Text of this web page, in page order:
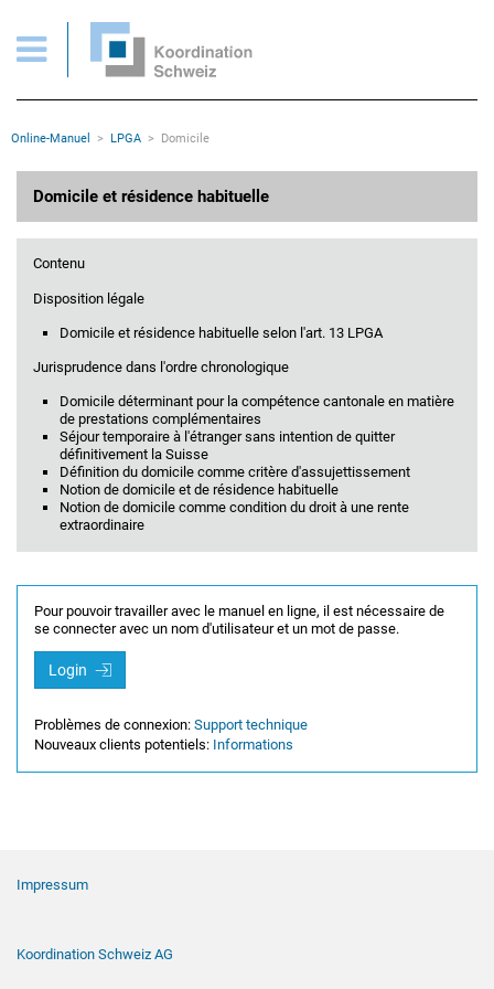
Pages importantes
Page d'accueil
Contenu
Plan du site
Rootline
Online-Manuel LPGA Domicile
Domicile et résidence habituelle
Contenu
Disposition légale
Domicile et résidence habituelle selon l'art. 13 LPGA
Jurisprudence dans l'ordre chronologique
Domicile déterminant pour la compétence cantonale en matière
de prestations complémentaires
Séjour temporaire à l'étranger sans intention de quitter
définitivement la Suisse
Définition du domicile comme critère d'assujettissement
Notion de domicile et de résidence habituelle
Notion de domicile comme condition du droit à une rente
extraordinaire
Pour pouvoir travailler avec le manuel en ligne, il est nécessaire de
se connecter avec un nom d'utilisateur et un mot de passe.
Login
Problèmes de connexion: Support technique
Nouveaux clients potentiels: Informations
Impressum
Koordination Schweiz AG